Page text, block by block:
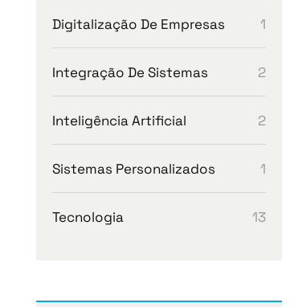
Digitalização De Empresas 1
Integração De Sistemas 2
Inteligência Artificial 2
Sistemas Personalizados 1
Tecnologia 13